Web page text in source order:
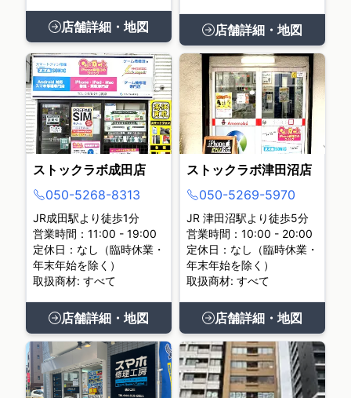
店舗詳細・地図 店舗詳細・地図
ストックラボ成田店
050-5268-8313
JR成田駅より徒歩1分
営業時間：11:00 - 19:00
定休日：なし（臨時休業・
年末年始を除く）
取扱商材: すべて
店舗詳細・地図
ストックラボ津田沼店
050-5269-5970
JR 津田沼駅より徒歩5分
営業時間：10:00 - 20:00
定休日：なし（臨時休業・
年末年始を除く）
取扱商材: すべて
店舗詳細・地図